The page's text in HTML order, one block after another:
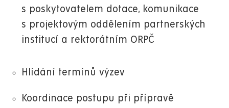
s poskytovatelem dotace, komunikace
s projektovým oddělením partnerských
institucí a rektorátním ORPČ
Hlídání termínů výzev
Koordinace postupu při přípravě